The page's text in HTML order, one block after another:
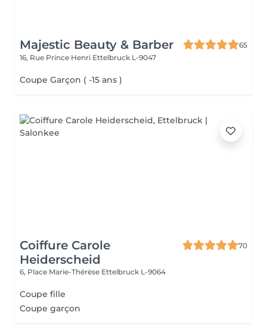
Majestic Beauty & Barber
65
16, Rue Prince Henri Ettelbruck L-9047
Coupe Garçon ( -15 ans )
Coiffure Carole
Heiderscheid
70
6, Place Marie-Thérèse Ettelbruck L-9064
Coupe fille
Coupe garçon